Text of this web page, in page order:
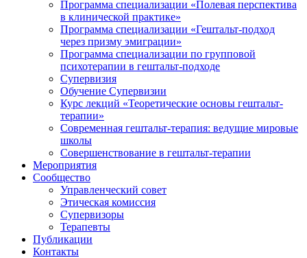
Программа специализации «Полевая перспектива
в клинической практике»
Программа специализации «Гештальт-подход
через призму эмиграции»
Программа специализации по групповой
психотерапии в гештальт-подходе
Супервизия
Обучение Супервизии
Курс лекций «Теоретические основы гештальт-
терапии»
Современная гештальт-терапия: ведущие мировые
школы
Совершенствование в гештальт-терапии
Мероприятия
Сообщество
Управленческий совет
Этическая комиссия
Супервизоры
Терапевты
Публикации
Контакты